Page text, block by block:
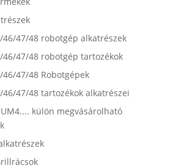
47/48 robotgép alkatrészek
47/48 robotgép tartozékok
47/48 Robotgépek
47/48 tartozékok alkatrészei
külön megvásárolható